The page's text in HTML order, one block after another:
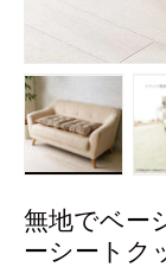
無地でベー
ーシートク